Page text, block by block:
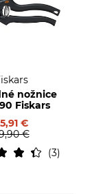
nožnice
Fiskars
€
€
3